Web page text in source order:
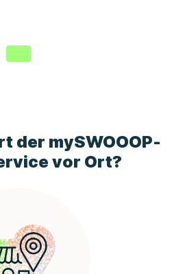
der mySWOOOP-
vor Ort?